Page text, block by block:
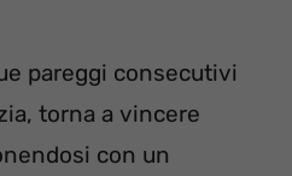
pareggi consecutivi
torna a vincere
con un